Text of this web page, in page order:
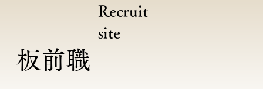
Recruit
site
板前職